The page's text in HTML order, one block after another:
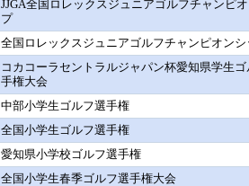
JJGA全国ロレックスジュニアゴルフチャンピ
プ
全国ロレックスジュニアゴルフチャンピオンシ
コカコーラセントラルジャパン杯愛知県学生
手権大会
中部小学生ゴルフ選手権
全国小学生ゴルフ選手権
愛知県小学校ゴルフ選手権
全国小学生春季ゴルフ選手権大会